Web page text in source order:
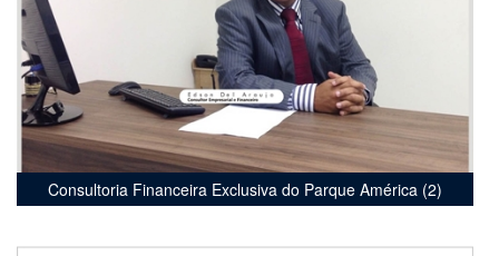
Consultoria Financeira Exclusiva do Parque América (2)